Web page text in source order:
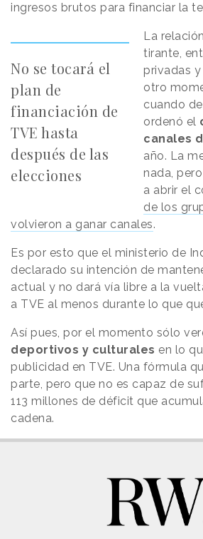
ingresos brutos para financiar la
No se tocará el
plan de
financiación de
TVE hasta
después de las
elecciones
La
tirante,
privadas
otro
cuando
ordenó el
canales
año. La
nada,
a abrir el
de los
volvieron a ganar canales.
Es por esto que el ministerio de
declarado su intención de
actual y no dará vía libre a la
a TVE al menos durante lo que
Así pues, por el momento sólo
deportivos y culturales en lo
publicidad en TVE. Una fórmula
parte, pero que no es capaz de
113 millones de déficit que
cadena.